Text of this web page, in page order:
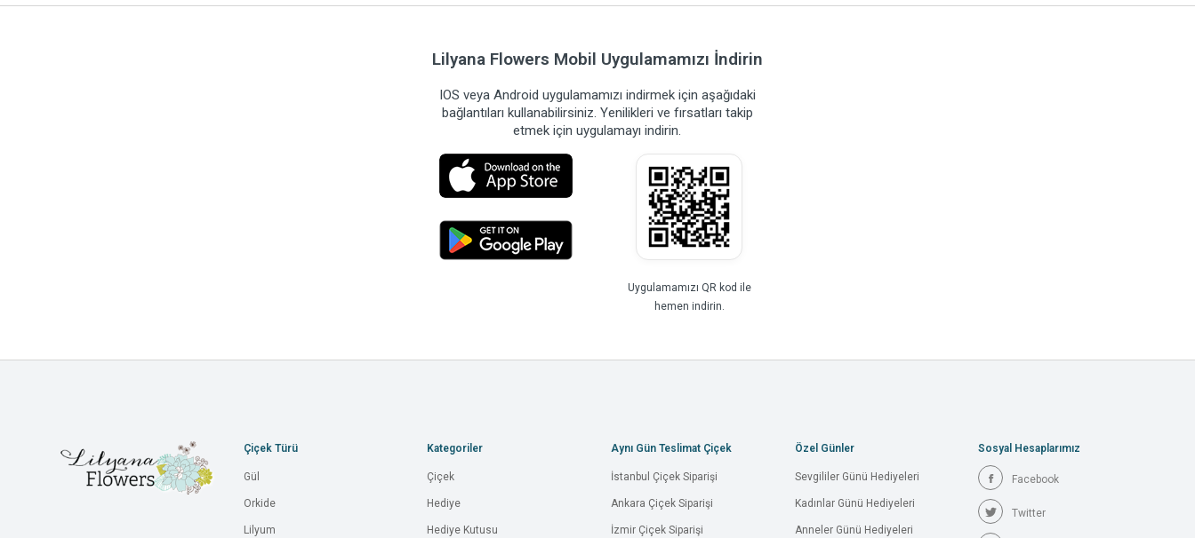
Lilyana Flowers Mobil Uygulamamızı İndirin
IOS veya Android uygulamamızı indirmek için aşağıdaki
bağlantıları kullanabilirsiniz. Yenilikleri ve fırsatları takip
etmek için uygulamayı indirin.
Uygulamamızı QR kod ile
hemen indirin.
Çiçek Türü
Gül
Orkide
Lilyum
Kategoriler
Çiçek
Hediye
Hediye Kutusu
Aynı Gün Teslimat Çiçek
İstanbul Çiçek Siparişi
Ankara Çiçek Siparişi
İzmir Çiçek Siparişi
Özel Günler
Sevgililer Günü Hediyeleri
Kadınlar Günü Hediyeleri
Anneler Günü Hediyeleri
Sosyal Hesaplarımız
Facebook
Twitter